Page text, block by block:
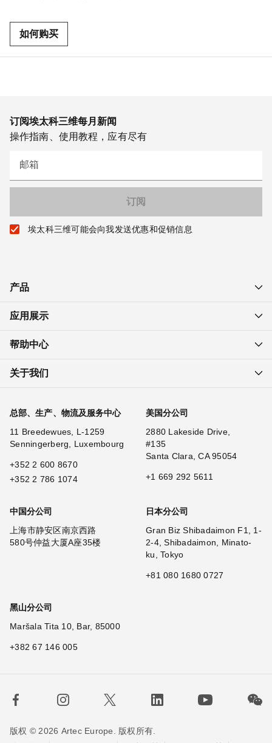
如何购买
订阅埃太科三维每月新闻
操作指南、使用教程，应有尽有
邮箱
埃太科三维可能会向我发送优惠和促销信息
产品
应用展示
帮助中心
关于我们
总部、生产、物流及服务中心
11 Breedewues, L-1259
Senningerberg, Luxembourg
+352 2 600 8670
+352 2 786 1074
美国分公司
2880 Lakeside Drive,
#135
Santa Clara, CA 95054
+1 669 292 5611
中国分公司
上海市静安区南京西路
580号仲益大厦A座35楼
日本分公司
Gran Biz Shibadaimon F1, 1-
2-4, Shibadaimon, Minato-
ku, Tokyo
+81 080 1680 0727
黑山分公司
Maršala Tita 10, Bar, 85000
+382 67 146 005
版权 © 2026 Artec Europe. 版权所有.